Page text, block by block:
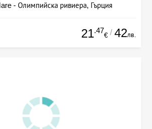
- Олимпийска ривиера, Гърция
21.47
€ / 42лв.